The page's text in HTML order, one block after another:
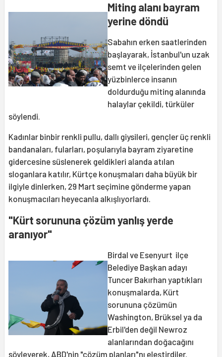
Miting alanı bayram
yerine döndü
Sabahın erken saatlerinden
başlayarak, İstanbul'un uzak
semt ve ilçelerinden gelen
yüzbinlerce insanın
doldurduğu miting alanında
halaylar çekildi, türküler
söylendi.
Kadınlar binbir renkli pullu, dallı giysileri, gençler üç renkli
bandanaları, fularları, poşularıyla bayram ziyaretine
gidercesine süslenerek geldikleri alanda atılan
sloganlara katılır, Kürtçe konuşmaları daha büyük bir
ilgiyle dinlerken, 29 Mart seçimine gönderme yapan
konuşmacıları heyecanla alkışlıyorlardı.
"Kürt sorununa çözüm yanlış yerde
aranıyor"
Birdal ve Esenyurt ilçe
Belediye Başkan adayı
Tuncer Bakırhan yaptıkları
konuşmalarda, Kürt
sorununa çözümün
Washington, Brüksel ya da
Erbil'den değil Newroz
alanlarından doğacağını
söyleyerek, ABD'nin "çözüm planları"nı eleştirdiler.